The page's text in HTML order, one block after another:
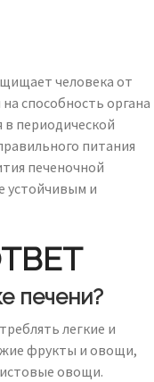
человека от
способность органа
в периодической
питания
печеночной
устойчивым и
печени?
легкие и
фрукты и овощи,
овощи.